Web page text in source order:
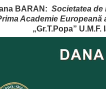
BARAN: Societatea de
Academie Europeană
„Gr.T.Popa” U.M.F.